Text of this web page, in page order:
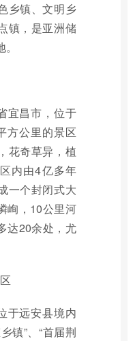
乡镇、文明乡
镇，是亚洲储
宜昌市，位于
方公里的景区
花奇草异，植
内由4亿多年
一个封闭式大
峋，10公里河
达20余处，尤
于远安县境内
镇”、“首届荆